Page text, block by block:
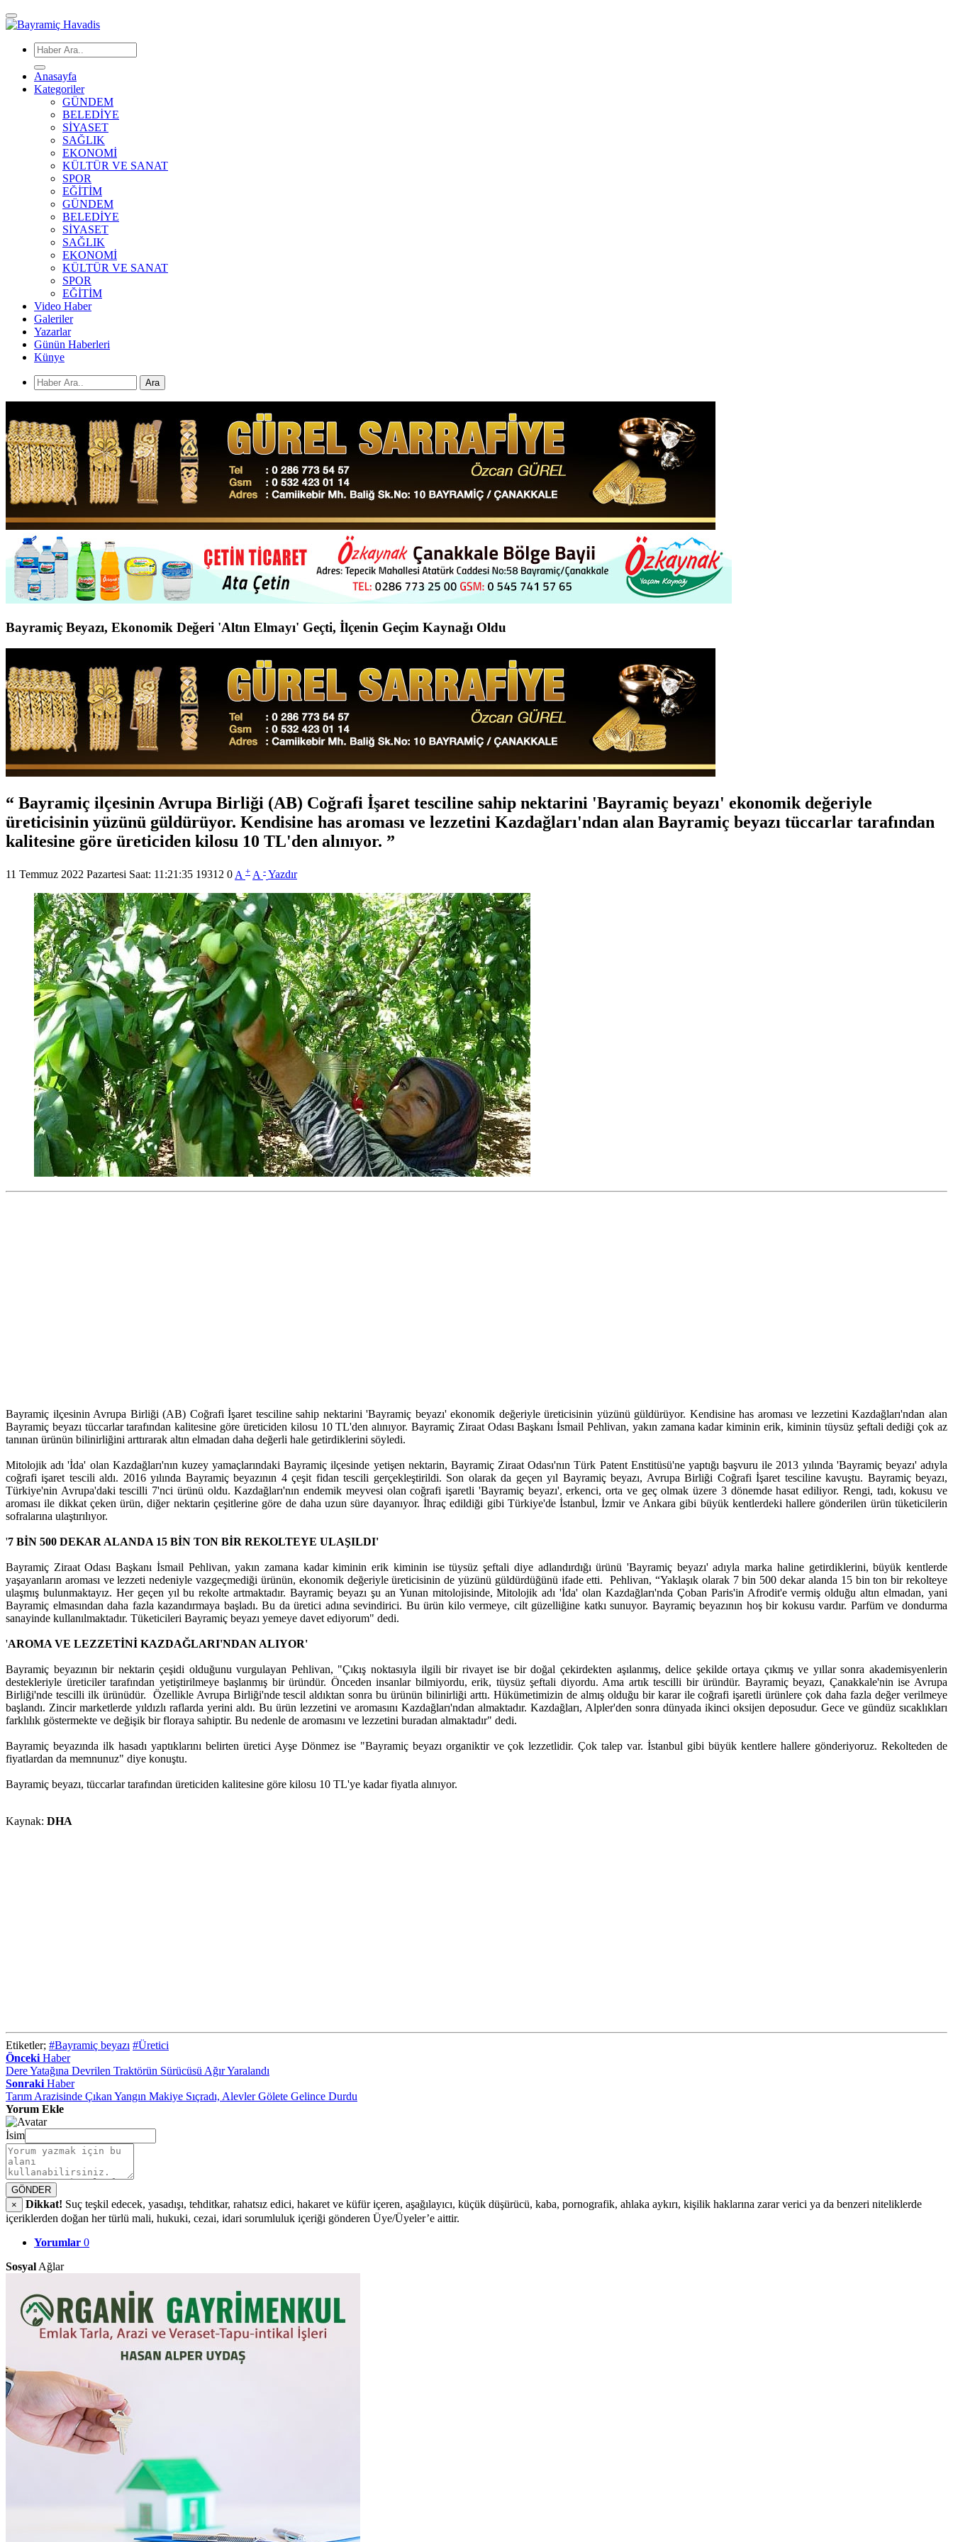
Anasayfa
Kategoriler
GÜNDEM
BELEDİYE
SİYASET
SAĞLIK
EKONOMİ
KÜLTÜR VE SANAT
SPOR
EĞİTİM
GÜNDEM
BELEDİYE
SİYASET
SAĞLIK
EKONOMİ
KÜLTÜR VE SANAT
SPOR
EĞİTİM
Video Haber
Galeriler
Yazarlar
Günün Haberleri
Künye
Ara
Bayramiç Beyazı, Ekonomik Değeri 'Altın Elmayı' Geçti, İlçenin Geçim Kaynağı Oldu
Bayramiç ilçesinin Avrupa Birliği (AB) Coğrafi İşaret tesciline sahip nektarini 'Bayramiç beyazı' ekonomik değeriyle
üreticisinin yüzünü güldürüyor. Kendisine has aroması ve lezzetini Kazdağları'ndan alan Bayramiç beyazı tüccarlar tarafından
kalitesine göre üreticiden kilosu 10 TL'den alınıyor.
11 Temmuz 2022 Pazartesi Saat: 11:21:35 19312 0 A + A - Yazdır
Bayramiç ilçesinin Avrupa Birliği (AB) Coğrafi İşaret tesciline sahip nektarini 'Bayramiç beyazı' ekonomik değeriyle üreticisinin yüzünü güldürüyor. Kendisine has aroması ve lezzetini Kazdağları'ndan alan
Bayramiç beyazı tüccarlar tarafından kalitesine göre üreticiden kilosu 10 TL'den alınıyor. Bayramiç Ziraat Odası Başkanı İsmail Pehlivan, yakın zamana kadar kiminin erik, kiminin tüysüz şeftali dediği çok az
tanınan ürünün bilinirliğini arttırarak altın elmadan daha değerli hale getirdiklerini söyledi.
Mitolojik adı 'İda' olan Kazdağları'nın kuzey yamaçlarındaki Bayramiç ilçesinde yetişen nektarin, Bayramiç Ziraat Odası'nın Türk Patent Enstitüsü'ne yaptığı başvuru ile 2013 yılında 'Bayramiç beyazı' adıyla
coğrafi işaret tescili aldı. 2016 yılında Bayramiç beyazının 4 çeşit fidan tescili gerçekleştirildi. Son olarak da geçen yıl Bayramiç beyazı, Avrupa Birliği Coğrafi İşaret tesciline kavuştu. Bayramiç beyazı,
Türkiye'nin Avrupa'daki tescilli 7'nci ürünü oldu. Kazdağları'nın endemik meyvesi olan coğrafi işaretli 'Bayramiç beyazı', erkenci, orta ve geç olmak üzere 3 dönemde hasat ediliyor. Rengi, tadı, kokusu ve
aroması ile dikkat çeken ürün, diğer nektarin çeşitlerine göre de daha uzun süre dayanıyor. İhraç edildiği gibi Türkiye'de İstanbul, İzmir ve Ankara gibi büyük kentlerdeki hallere gönderilen ürün tüketicilerin
sofralarına ulaştırılıyor.
'7 BİN 500 DEKAR ALANDA 15 BİN TON BİR REKOLTEYE ULAŞILDI'
Bayramiç Ziraat Odası Başkanı İsmail Pehlivan, yakın zamana kadar kiminin erik kiminin ise tüysüz şeftali diye adlandırdığı ürünü 'Bayramiç beyazı' adıyla marka haline getirdiklerini, büyük kentlerde
yaşayanların aroması ve lezzeti nedeniyle vazgeçmediği ürünün, ekonomik değeriyle üreticisinin de yüzünü güldürdüğünü ifade etti. Pehlivan, “Yaklaşık olarak 7 bin 500 dekar alanda 15 bin ton bir rekolteye
ulaşmış bulunmaktayız. Her geçen yıl bu rekolte artmaktadır. Bayramiç beyazı şu an Yunan mitolojisinde, Mitolojik adı 'İda' olan Kazdağları'nda Çoban Paris'in Afrodit'e vermiş olduğu altın elmadan, yani
Bayramiç elmasından daha fazla kazandırmaya başladı. Bu da üretici adına sevindirici. Bu ürün kilo vermeye, cilt güzelliğine katkı sunuyor. Bayramiç beyazının hoş bir kokusu vardır. Parfüm ve dondurma
sanayinde kullanılmaktadır. Tüketicileri Bayramiç beyazı yemeye davet ediyorum" dedi.
'AROMA VE LEZZETİNİ KAZDAĞLARI'NDAN ALIYOR'
Bayramiç beyazının bir nektarin çeşidi olduğunu vurgulayan Pehlivan, "Çıkış noktasıyla ilgili bir rivayet ise bir doğal çekirdekten aşılanmış, delice şekilde ortaya çıkmış ve yıllar sonra akademisyenlerin
destekleriyle üreticiler tarafından yetiştirilmeye başlanmış bir üründür. Önceden insanlar bilmiyordu, erik, tüysüz şeftali diyordu. Ama artık tescilli bir üründür. Bayramiç beyazı, Çanakkale'nin ise Avrupa
Birliği'nde tescilli ilk ürünüdür. Özellikle Avrupa Birliği'nde tescil aldıktan sonra bu ürünün bilinirliği arttı. Hükümetimizin de almış olduğu bir karar ile coğrafi işaretli ürünlere çok daha fazla değer verilmeye
başlandı. Zincir marketlerde yıldızlı raflarda yerini aldı. Bu ürün lezzetini ve aromasını Kazdağları'ndan almaktadır. Kazdağları, Alpler'den sonra dünyada ikinci oksijen deposudur. Gece ve gündüz sıcaklıkları
farklılık göstermekte ve değişik bir floraya sahiptir. Bu nedenle de aromasını ve lezzetini buradan almaktadır" dedi.
Bayramiç beyazında ilk hasadı yaptıklarını belirten üretici Ayşe Dönmez ise "Bayramiç beyazı organiktir ve çok lezzetlidir. Çok talep var. İstanbul gibi büyük kentlere hallere gönderiyoruz. Rekolteden de
fiyatlardan da memnunuz" diye konuştu.
Bayramiç beyazı, tüccarlar tarafından üreticiden kalitesine göre kilosu 10 TL'ye kadar fiyatla alınıyor.
Kaynak: DHA
Etiketler; #Bayramiç beyazı #Üretici
Önceki Haber
Dere Yatağına Devrilen Traktörün Sürücüsü Ağır Yaralandı
Sonraki Haber
Tarım Arazisinde Çıkan Yangın Makiye Sıçradı, Alevler Gölete Gelince Durdu
Yorum Ekle
İsim
GÖNDER
×
Dikkat! Suç teşkil edecek, yasadışı, tehditkar, rahatsız edici, hakaret ve küfür içeren, aşağılayıcı, küçük düşürücü, kaba, pornografik, ahlaka aykırı, kişilik haklarına zarar verici ya da benzeri niteliklerde
içeriklerden doğan her türlü mali, hukuki, cezai, idari sorumluluk içeriği gönderen Üye/Üyeler’e aittir.
Yorumlar 0
Sosyal Ağlar